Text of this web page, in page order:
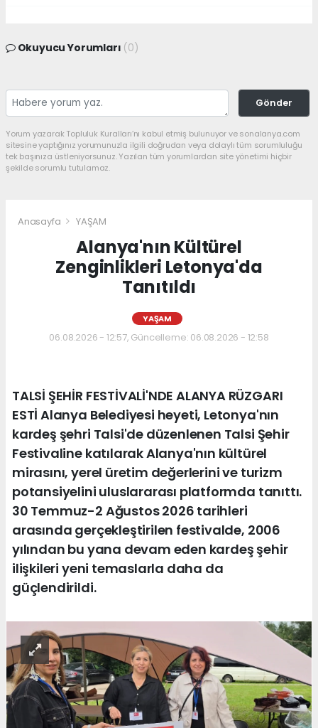
Okuyucu Yorumları (0)
Gönder
Yorum yazarak Topluluk Kuralları’nı kabul etmiş bulunuyor ve sonalanya.com
sitesine yaptığınız yorumunuzla ilgili doğrudan veya dolaylı tüm sorumluluğu
tek başınıza üstleniyorsunuz. Yazılan tüm yorumlardan site yönetimi hiçbir
şekilde sorumlu tutulamaz.
Anasayfa YAŞAM
Alanya'nın Kültürel
Zenginlikleri Letonya'da
Tanıtıldı
YAŞAM
06.08.2026 - 12:57, Güncelleme: 06.08.2026 - 12:58
TALSİ ŞEHİR FESTİVALİ'NDE ALANYA RÜZGARI
ESTİ Alanya Belediyesi heyeti, Letonya'nın
kardeş şehri Talsi'de düzenlenen Talsi Şehir
Festivaline katılarak Alanya'nın kültürel
mirasını, yerel üretim değerlerini ve turizm
potansiyelini uluslararası platformda tanıttı.
30 Temmuz-2 Ağustos 2026 tarihleri
arasında gerçekleştirilen festivalde, 2006
yılından bu yana devam eden kardeş şehir
ilişkileri yeni temaslarla daha da
güçlendirildi.